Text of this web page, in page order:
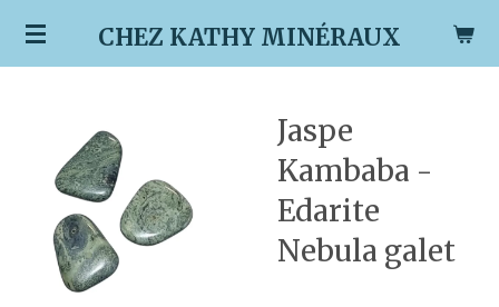
Passer
CHEZ KATHY MINÉRAUX
Jaspe
Kambaba -
Edarite
Nebula galet